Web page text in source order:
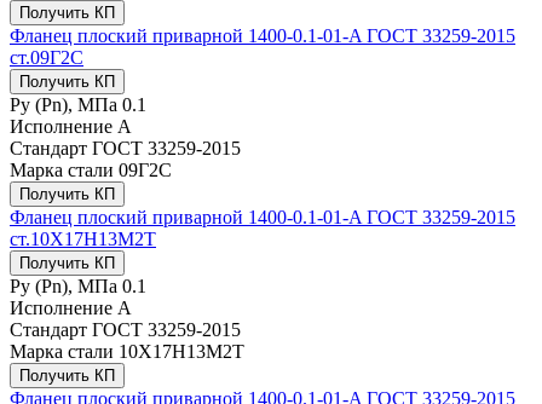
Получить КП
Фланец плоский приварной 1400-0.1-01-A ГОСТ 33259-2015
ст.09Г2С
Получить КП
Ру (Рn), МПа 0.1
Исполнение A
Стандарт ГОСТ 33259-2015
Марка стали 09Г2С
Получить КП
Фланец плоский приварной 1400-0.1-01-A ГОСТ 33259-2015
ст.10Х17Н13М2Т
Получить КП
Ру (Рn), МПа 0.1
Исполнение A
Стандарт ГОСТ 33259-2015
Марка стали 10Х17Н13М2Т
Получить КП
Фланец плоский приварной 1400-0.1-01-A ГОСТ 33259-2015